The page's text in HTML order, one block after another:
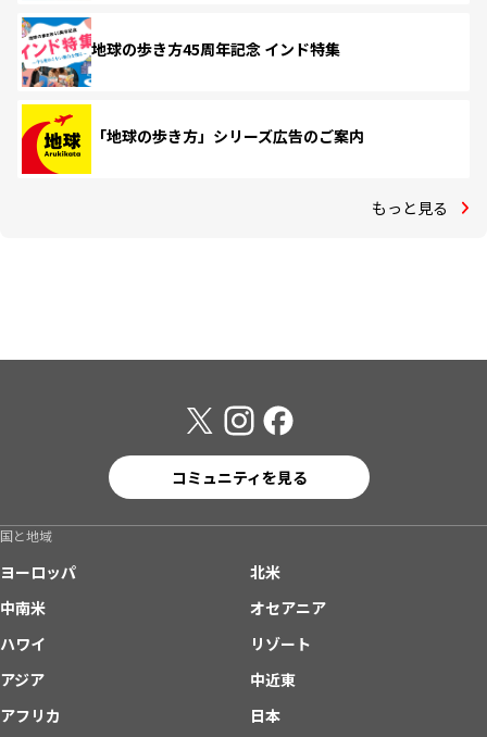
地球の歩き方45周年記念 インド特集
「地球の歩き方」シリーズ広告のご案内
もっと見る
コミュニティを見る
国と地域
ヨーロッパ
北米
中南米
オセアニア
ハワイ
リゾート
アジア
中近東
アフリカ
日本